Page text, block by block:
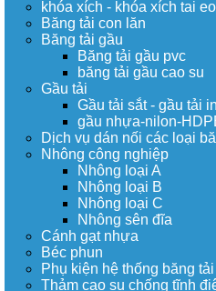
khóa xích - khóa xích tai
Băng tải con lăn
Băng tải gầu
Băng tải gầu pvc
băng tải gầu cao su
Gầu tải
Gầu tải sắt - gầu tải
gầu nhựa-nilon-
Dịch vụ dán nối các loại
Nhông công nghiệp
Nhông loại A
Nhông loại B
Nhông loại C
Nhông sên đĩa
Cánh gạt nhựa
Béc phun
Phụ kiện hệ thống băng tải
Thảm cao su chống tĩnh